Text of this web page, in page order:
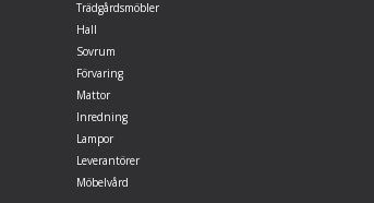
Trädgårdsmöbler
Hall
Sovrum
Förvaring
Mattor
Inredning
Lampor
Leverantörer
Möbelvård